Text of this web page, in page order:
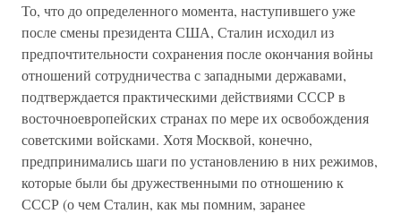
То, что до определенного момента, наступившего уже
после смены президента США, Сталин исходил из
предпочтительности сохранения после окончания войны
отношений сотрудничества с западными державами,
подтверждается практическими действиями СССР в
восточноевропейских странах по мере их освобождения
советскими войсками. Хотя Москвой, конечно,
предпринимались шаги по установлению в них режимов,
которые были бы дружественными по отношению к
СССР (о чем Сталин, как мы помним, заранее